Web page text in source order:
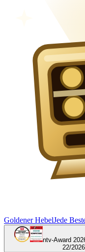
Goldener HebelJede
ntv-Award
22/2026